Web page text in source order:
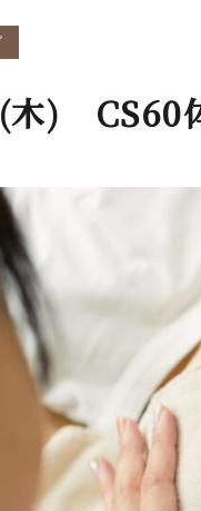
木) CS60